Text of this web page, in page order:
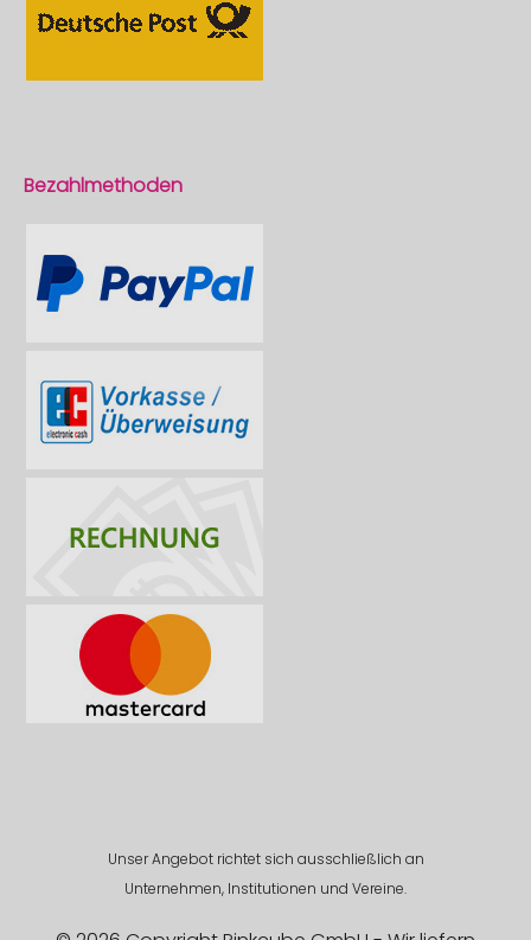
Bezahlmethoden
Unser Angebot richtet sich ausschließlich an
Unternehmen, Institutionen und Vereine.